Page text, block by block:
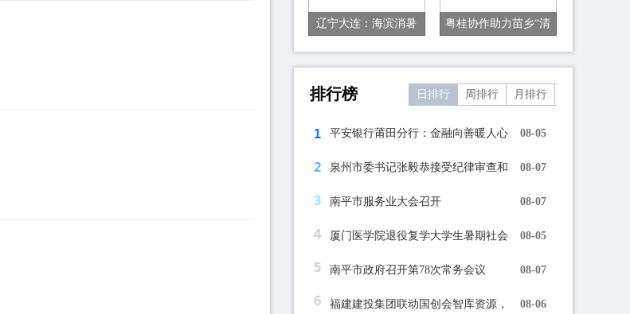
辽宁大连：海滨消暑
粤桂协作助力苗乡“清
排行榜 日排行 周排行 月排行
平安银行莆田分行：金融向善暖人心 08-05
泉州市委书记张毅恭接受纪律审查和 08-07
南平市服务业大会召开 08-07
厦门医学院退役复学大学生暑期社会 08-05
南平市政府召开第78次常务会议 08-07
福建建投集团联动国创会智库资源， 08-06